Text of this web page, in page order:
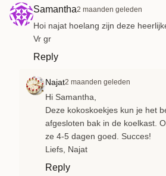
Samantha2 maanden geleden
Hoi najat hoelang zijn deze
Vr gr
Reply
Najat2 maanden geleden
Hi Samantha,
Deze kokoskoekjes kun je het
afgesloten bak in de koelkast.
ze 4-5 dagen goed. Succes!
Liefs, Najat
Reply